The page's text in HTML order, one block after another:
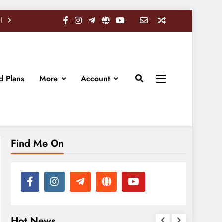
Plans More Account
Find Me On